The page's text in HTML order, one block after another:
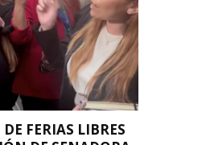
FERIAS LIBRES